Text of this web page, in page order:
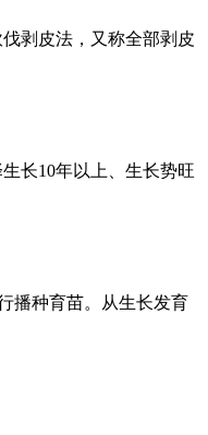
剥皮法，又称全部剥皮
长10年以上、生长势旺
播种育苗。从生长发育